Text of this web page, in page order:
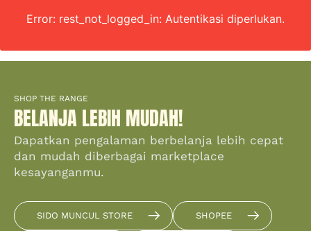
Error: rest_not_logged_in: Autentikasi diperlukan.
SHOP THE RANGE
BELANJA LEBIH MUDAH!
Dapatkan pengalaman berbelanja lebih cepat
dan mudah diberbagai marketplace
kesayanganmu.
SIDO MUNCUL STORE SHOPEE